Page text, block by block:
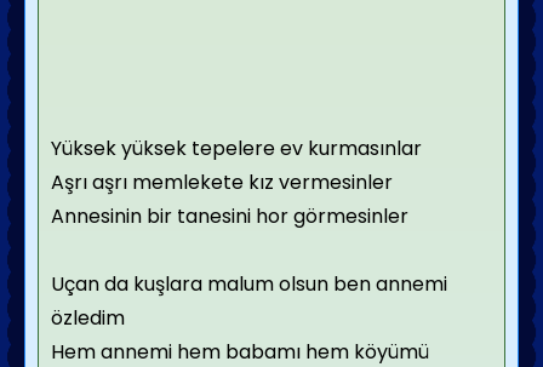
Yüksek yüksek tepelere ev kurmasınlar
Aşrı aşrı memlekete kız vermesinler
Annesinin bir tanesini hor görmesinler
Uçan da kuşlara malum olsun ben annemi
özledim
Hem annemi hem babamı hem köyümü